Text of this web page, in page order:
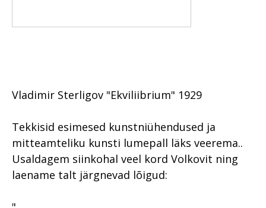
Vladimir Sterligov "Ekviliibrium" 1929
Tekkisid esimesed kunstniühendused ja
mitteamteliku kunsti lumepall läks veerema..
Usaldagem siinkohal veel kord Volkovit ning
laename talt järgnevad lõigud: